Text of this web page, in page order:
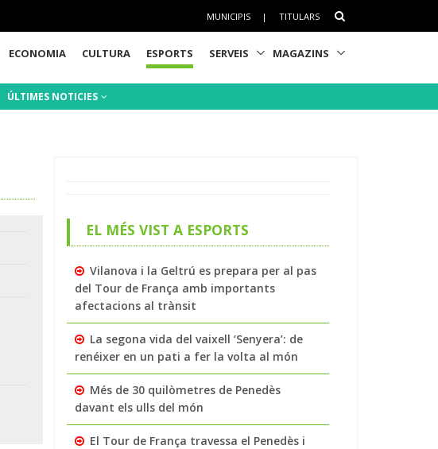
MUNICIPIS | TITULARS
ECONOMIA CULTURA ESPORTS SERVEIS MAGAZINS
ÚLTIMES NOTICIES
EL MÉS VIST A ESPORTS
Vilanova i la Geltrú es prepara per al pas
del Tour de França amb importants
afectacions al trànsit
La segona vida del vaixell ‘Senyera’: de
renéixer en un pati a fer la volta al món
Més de 30 quilòmetres de Penedès
davant els ulls del món
El Tour de França travessa el Penedès i